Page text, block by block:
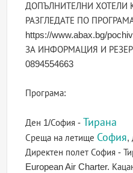
ДОПЪЛНИТЕЛНИ ХОТЕЛИ
РАЗГЛЕДАТЕ ПО
https://www.abax.bg/
ЗА ИНФОРМАЦИЯ И
0894554663
Програма:
Ден 1/София - Тирана
Среща на летище София,
Директен полет София -
European Air Charter.